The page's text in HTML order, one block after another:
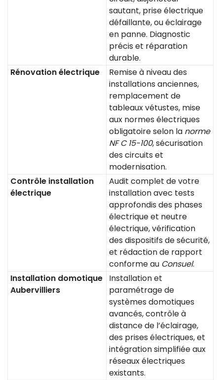
sautant, prise électrique
défaillante, ou éclairage
en panne. Diagnostic
précis et réparation
durable.
Rénovation électrique
Remise à niveau des
installations anciennes,
remplacement de
tableaux vétustes, mise
aux normes électriques
obligatoire selon la norme
NF C 15-100, sécurisation
des circuits et
modernisation.
Contrôle installation
électrique
Audit complet de votre
installation avec tests
approfondis des phases
électrique et neutre
électrique, vérification
des dispositifs de sécurité,
et rédaction de rapport
conforme au Consuel.
Installation domotique
Aubervilliers
Installation et
paramétrage de
systèmes domotiques
avancés, contrôle à
distance de l’éclairage,
des prises électriques, et
intégration simplifiée aux
réseaux électriques
existants.